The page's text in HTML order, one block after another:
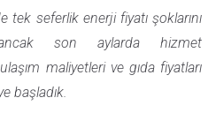
tek seferlik enerji fiyatı şoklarını
son aylarda hizmet
maliyetleri ve gıda fiyatları
başladık.